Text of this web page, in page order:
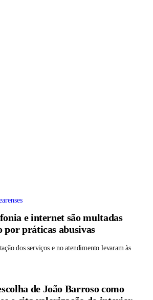
e internet são multadas
por práticas abusivas
dos serviços e no atendimento levaram às
de João Barroso como